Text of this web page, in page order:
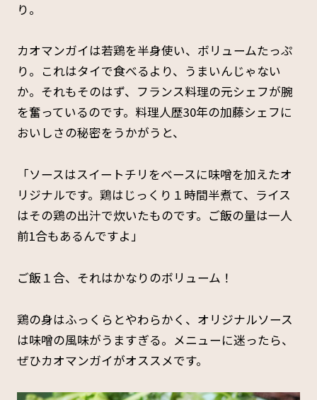
り。
カオマンガイは若鶏を半身使い、ボリュームたっぷ
り。これはタイで食べるより、うまいんじゃない
か。それもそのはず、フランス料理の元シェフが腕
を奮っているのです。料理人歴30年の加藤シェフに
おいしさの秘密をうかがうと、
「ソースはスイートチリをベースに味噌を加えたオ
リジナルです。鶏はじっくり１時間半煮て、ライス
はその鶏の出汁で炊いたものです。ご飯の量は一人
前1合もあるんですよ」
ご飯１合、それはかなりのボリューム！
鶏の身はふっくらとやわらかく、オリジナルソース
は味噌の風味がうますぎる。メニューに迷ったら、
ぜひカオマンガイがオススメです。